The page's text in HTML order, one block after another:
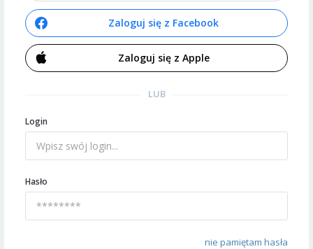
Zaloguj się z Facebook
Zaloguj się z Apple
LUB
Login
Hasło
nie pamiętam hasła